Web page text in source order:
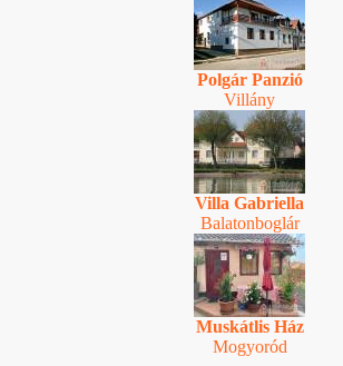
Polgár Panzió
Villány
Villa Gabriella
Balatonboglár
Muskátlis Ház
Mogyoród